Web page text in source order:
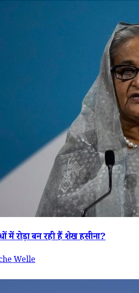
में रोड़ा बन रही हैं शेख हसीना?
Welle